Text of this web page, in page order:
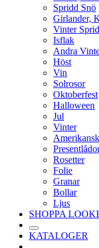
Spridd Snö
Girlander,
Vinter
Isflak
Andra
Höst
Vin
Solrosor
Oktoberfest
Halloween
Jul
Vinter
Rosetter
Folie
Granar
Bollar
Ljus
SHOPPA
KATALOGER